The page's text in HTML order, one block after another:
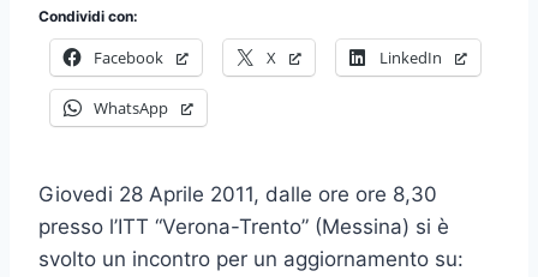
Condividi con:
Facebook X LinkedIn
WhatsApp
Giovedi 28 Aprile 2011, dalle ore ore 8,30
presso l’ITT “Verona-Trento” (Messina) si è
svolto un incontro per un aggiornamento su: